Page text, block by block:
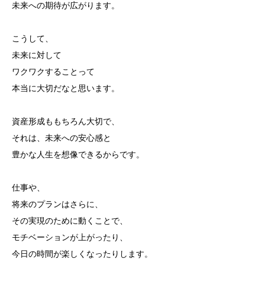
未来への期待が広がります。
こうして、
未来に対して
ワクワクすることって
本当に大切だなと思います。
資産形成ももちろん大切で、
それは、未来への安心感と
豊かな人生を想像できるからです。
仕事や、
将来のプランはさらに、
その実現のために動くことで、
モチベーションが上がったり、
今日の時間が楽しくなったりします。